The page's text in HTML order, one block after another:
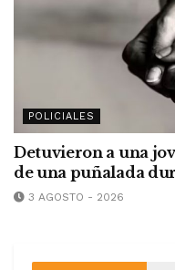
POLICIALES
Detuvieron a una
de una puñalada
3 AGOSTO - 2026